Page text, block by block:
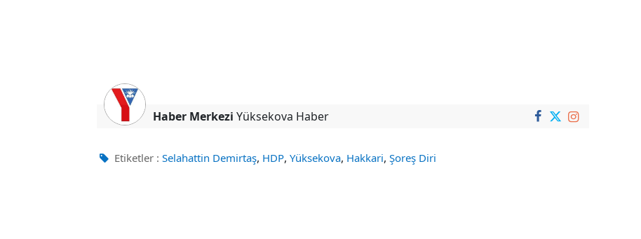
Haber Merkezi Yüksekova Haber
Etiketler : Selahattin Demirtaş, HDP, Yüksekova, Hakkari, Şoreş Diri